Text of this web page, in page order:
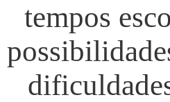
tempos